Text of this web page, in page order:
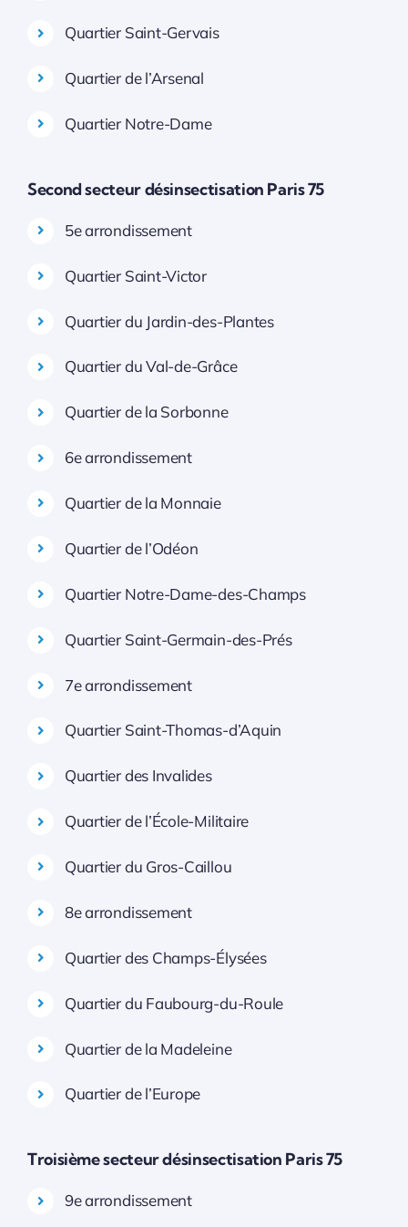
Quartier Saint-Gervais
Quartier de l’Arsenal
Quartier Notre-Dame
Second secteur désinsectisation Paris 75
5e arrondissement
Quartier Saint-Victor
Quartier du Jardin-des-Plantes
Quartier du Val-de-Grâce
Quartier de la Sorbonne
6e arrondissement
Quartier de la Monnaie
Quartier de l’Odéon
Quartier Notre-Dame-des-Champs
Quartier Saint-Germain-des-Prés
7e arrondissement
Quartier Saint-Thomas-d’Aquin
Quartier des Invalides
Quartier de l’École-Militaire
Quartier du Gros-Caillou
8e arrondissement
Quartier des Champs-Élysées
Quartier du Faubourg-du-Roule
Quartier de la Madeleine
Quartier de l’Europe
Troisième secteur désinsectisation Paris 75
9e arrondissement